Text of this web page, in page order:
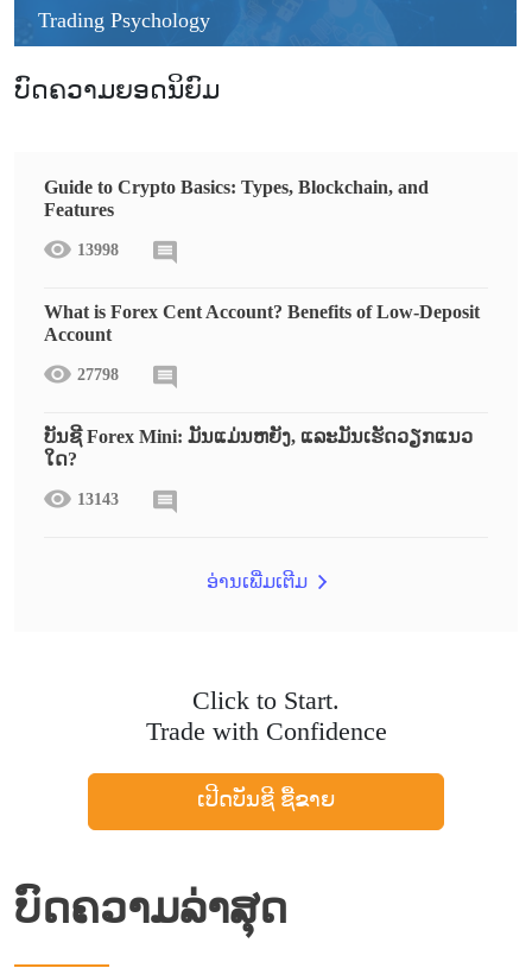
Trading Psychology
ບົດຄວາມຍອດນິຍົມ
Guide to Crypto Basics: Types, Blockchain, and
Features
13998
What is Forex Cent Account? Benefits of Low-Deposit
Account
27798
ບັນຊີ Forex Mini: ມັນແມ່ນຫຍັງ, ແລະມັນເຮັດວຽກແນວ
ໃດ?
13143
ອ່ານເພີ່ມເຕີມ
Click to Start.
Trade with Confidence
ເປີດບັນຊີ ຊື້ຂາຍ
ບົດຄວາມລ່າສຸດ